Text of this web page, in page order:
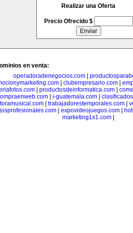
Realizar una Oferta
Precio Ofrecido $
en venta:
operadoradenegocios.com|
| clubempresario.com|
productosdeinformatica.com
| i-guatemala.com|
trabajadorestemporales.com
| expovideojuegos.com|
marketing1x1.com